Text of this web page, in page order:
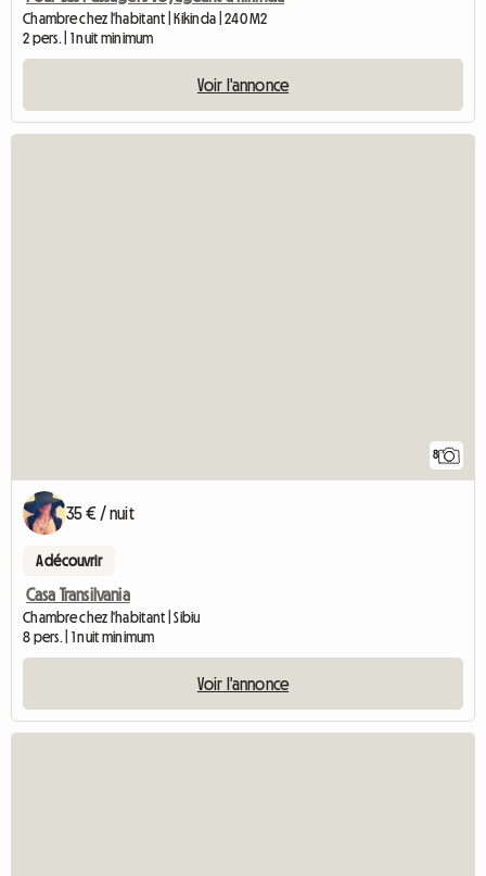
Chambre chez l'habitant | Kikinda | 240 M2
2 pers. | 1 nuit minimum
Voir l'annonce
8
35 € / nuit
A découvrir
Casa Transilvania
Chambre chez l'habitant | Sibiu
8 pers. | 1 nuit minimum
Voir l'annonce